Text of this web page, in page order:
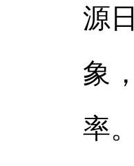
源
象
率